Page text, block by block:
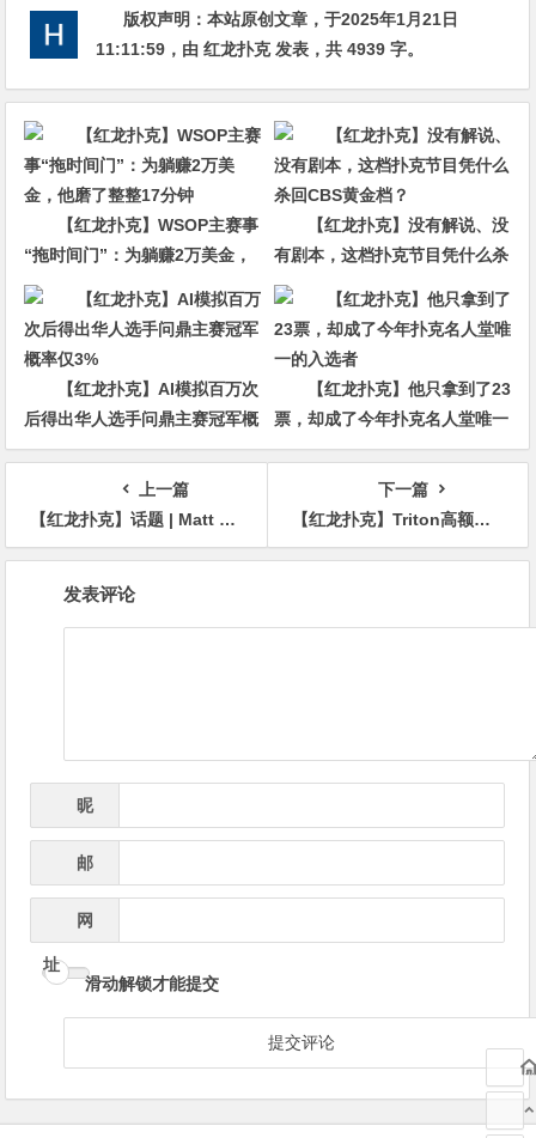
版权声明：本站原创文章，于2025年1月21日
11:11:59 ，由红龙扑克发表，共 4939 字。
【红龙扑克】WSOP主赛事
“拖时间门”：为躺赚2万美金，
他磨了整整17分钟
【红龙扑克】没有解说、没
有剧本，这档扑克节目凭什么杀
回CBS黄金档？
【红龙扑克】AI模拟百万次
后得出华人选手问鼎主赛冠军概
率仅3%
【红龙扑克】他只拿到了23
票，却成了今年扑克名人堂唯一
的入选者
上一篇
【红龙扑克】话题 | Matt Berkey指控诈骗团伙利用新技术窃取数百万美元
下一篇
【红龙扑克】Triton高额邀请赛Day6：Ferdinand收益最大 Andy Ni惨遭滑铁卢 Antonius、Mateos初尝胜果
发表评论
昵
邮
网
址
滑动解锁才能提交